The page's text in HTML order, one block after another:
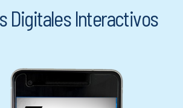
Digitales Interactivos